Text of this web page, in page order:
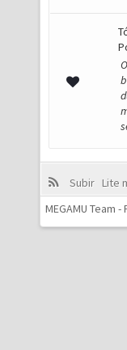
Subir Lite
MEGAMU Team